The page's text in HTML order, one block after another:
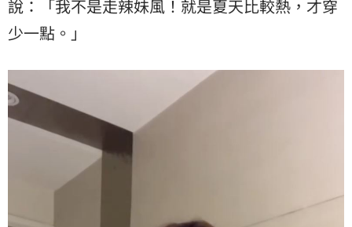
說：「我不是走辣妹風！就是夏天比較熱，才穿
少一點。」